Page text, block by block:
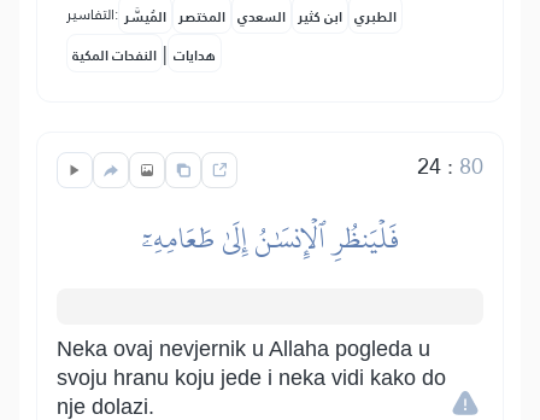
التفاسير: المُيسَّر المختصر السعدي ابن كثير الطبري
النفحات المكية | هدايات
24: 80
فَلۡيَنظُرِ ٱلۡإِنسَٰنُ إِلَىٰ طَعَامِهِۦٓ
Neka ovaj nevjernik u Allaha pogleda u
svoju hranu koju jede i neka vidi kako do
nje dolazi.